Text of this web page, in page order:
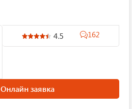
4.5 162
Онлайн заявка